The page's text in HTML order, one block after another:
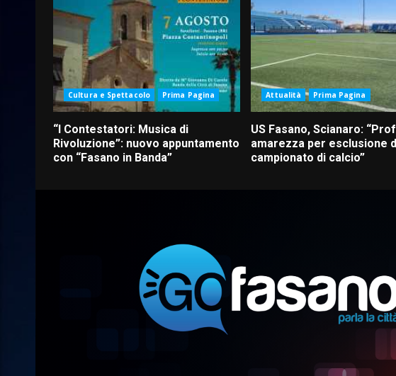
Cultura e Spettacolo Prima Pagina
“I Contestatori: Musica di
Rivoluzione”: nuovo appuntamento
con “Fasano in Banda”
Attualità Prima Pagina
US Fasano, Scianaro:
amarezza per esclusione
campionato di calcio”